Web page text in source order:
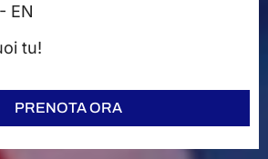
EN
tu!
PRENOTA ORA